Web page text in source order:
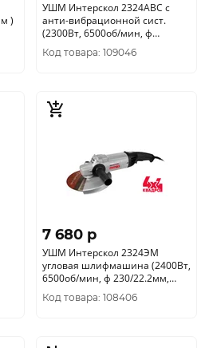
УШМ Интерскол 2324АВС с
анти-вибрационной сист.
(2300Вт, 6500об/мин, ф
230/22.2мм, 1диск ) 832.0.4.40
Код товара: 109046
7 680 p
УШМ Интерскол 2324ЭМ
угловая шлифмашина (2400Вт,
6500об/мин, ф 230/22.2мм,
плавный пуск ) 747.1.3.70
Код товара: 108406